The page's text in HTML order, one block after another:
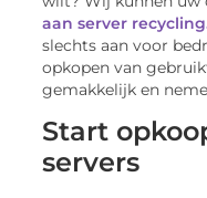
aan server
slechts aan voor
opkopen van
gemakkelijk en
Start
servers